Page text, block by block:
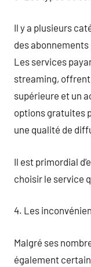
Il y a plusieurs
des
Les services
streaming, offrent
supérieure et un
options gratuites
une qualité de
Il est primordial
choisir le service
4. Les
Malgré ses
également